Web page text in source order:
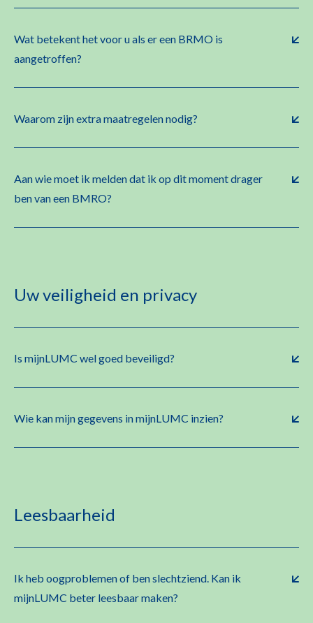
Wat betekent het voor u als er een BRMO is
aangetroffen?
Waarom zijn extra maatregelen nodig?
Aan wie moet ik melden dat ik op dit moment drager
ben van een BMRO?
Uw veiligheid en privacy
Is mijnLUMC wel goed beveiligd?
Wie kan mijn gegevens in mijnLUMC inzien?
Leesbaarheid
Ik heb oogproblemen of ben slechtziend. Kan ik
mijnLUMC beter leesbaar maken?